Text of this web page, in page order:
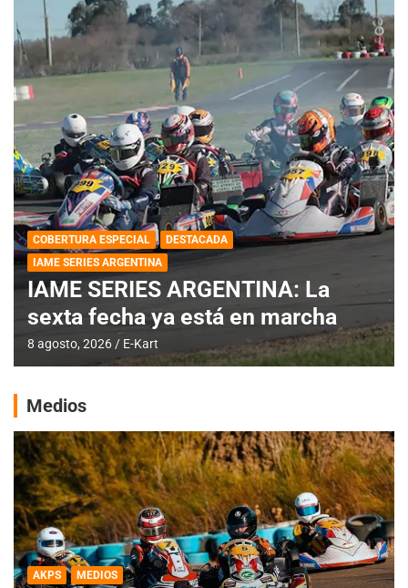
COBERTURA ESPECIAL
DESTACADA
IAME SERIES ARGENTINA
IAME SERIES ARGENTINA: La
sexta fecha ya está en marcha
8 agosto, 2026 E-Kart
Medios
AKPS MEDIOS